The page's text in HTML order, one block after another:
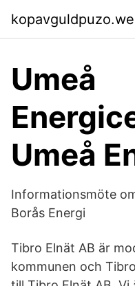
Umeå
Umeå
Informationsmöte
Borås Energi
Tibro Elnät AB är
kommunen och